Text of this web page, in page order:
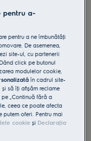
cu informaţii despre produs
ajutorul SoftGrips și
paharele.
apă și energie.
pentru a-
pentru a ne îmbunătăţi
De asemenea,
site-ul, cu partenerii
click pe butonul
modulelor cookie,
în cadrul site-
și să îţi afișăm reclame
„Continuă fără a
ceea ce poate afecta
oferi. Pentru mai
cookie și Declaraţia